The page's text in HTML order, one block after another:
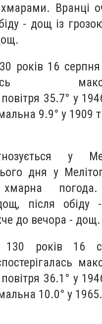
Вранці
- дощ із
років 16
35.7° у
9.9° у 1909
у
дня у
дощ, після
до вечора - дощ.
130 років 16
36.1° у
10.0° у 1965.